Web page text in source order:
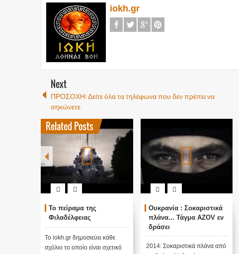
iokh.gr
Next
ΠΡΟΣΟΧΗ: Δείτε όλα τα τηλέφωνα που δεν πρέπει να
σηκώνετε
Related Posts
Το πείραμα της
Φιλαδέλφειας
Το iokh.gr δημοσιεύει κάθε
σχόλιο το οποίο είναι σχετικό
Ουκρανία : Σοκαριστικά
πλάνα... Τάγμα AZOV εν
δράσει
2014: Σοκαριστικά πλάνα από